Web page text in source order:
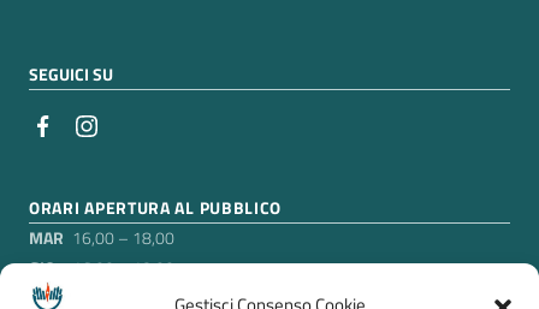
SEGUICI SU
ORARI APERTURA AL PUBBLICO
MAR 16,00 – 18,00
GIO
16,00 – 18,00